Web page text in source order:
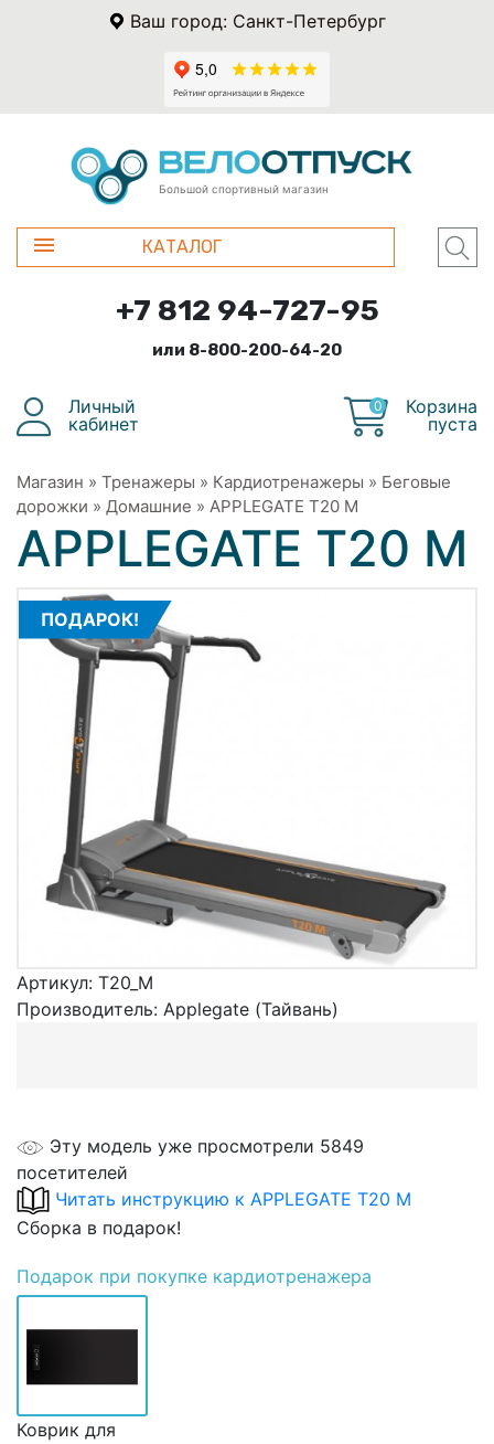
Ваш город: Санкт-Петербург
Большой спортивный магазин
КАТАЛОГ
+7 812 94-727-95
или 8-800-200-64-20
Личный
кабинет
0
Корзина
пуста
Магазин » Тренажеры » Кардиотренажеры » Беговые
дорожки » Домашние » APPLEGATE T20 М
APPLEGATE T20 М
ПОДАРОК!
Артикул: T20_M
Производитель: Applegate (Тайвань)
Эту модель уже просмотрели 5849
посетителей
Читать инструкцию к APPLEGATE T20 М
Сборка в подарок!
Подарок при покупке кардиотренажера
Коврик для